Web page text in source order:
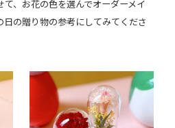
、お花の色を選んでオーダーメイ
日の贈り物の参考にしてみてくださ